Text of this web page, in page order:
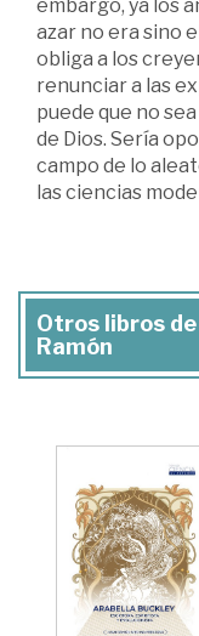
embargo, ya los
azar no era sino
obliga a los
renunciar a las
puede que no
de Dios. Sería
campo de lo
las ciencias
Otros libros
Ramón